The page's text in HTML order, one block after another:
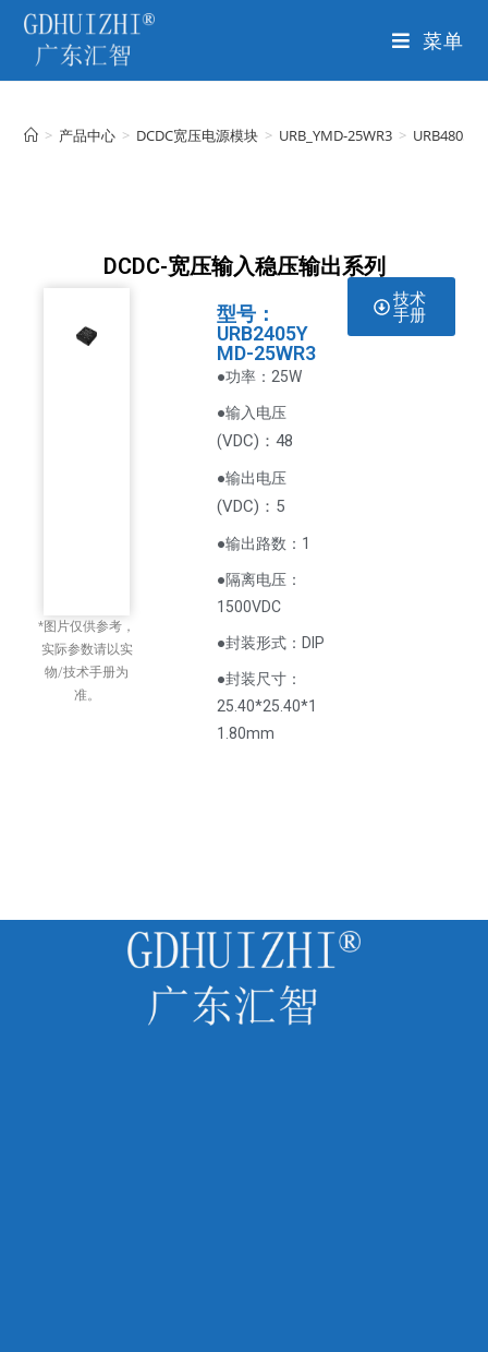
菜单
> 产品中心 > DCDC宽压电源模块 > URB_YMD-25WR3 >
DCDC-宽压输入稳压输出系列
*图片仅供参考，
实际参数请以实
物/技术手册为
准。
型号：
URB2405Y
MD-25WR3
●功率：25W
●输入电压
(VDC)：48
●输出电压
(VDC) ：5
●输出路数：1
●隔离电压：
1500VDC
●封装形式：DIP
●封装尺寸：
25.40*25.40*1
1.80mm
技术
手册